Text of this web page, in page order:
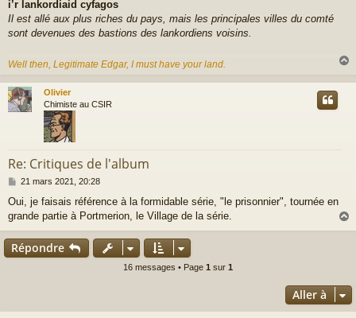
i’r lankordiaid cyfagos
Il est allé aux plus riches du pays, mais les principales villes du comté
sont devenues des bastions des lankordiens voisins.
Well then, Legitimate Edgar, I must have your land.
u
Olivier
Chimiste au CSIR
Re: Critiques de l'album
M
s
s
g
e
21 mars 2021, 20:28
Oui, je faisais référence à la formidable série, "le prisonnier", tournée en
grande partie à Portmerion, le Village de la série.
a
Répondre
16 messages • Page 1 sur 1
Aller à